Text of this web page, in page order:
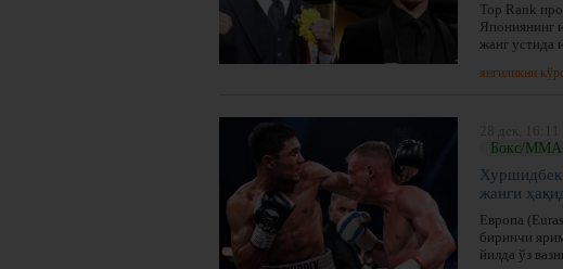
Top Rank
Япониянинг
жанг устида
янгиликни
Бокс/ММА
Хуршидбек
жанги
Европа
биринчи
йилда ўз